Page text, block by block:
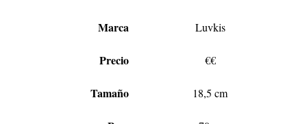
Marca Luvkis
Precio €€
Tamaño 18,5 cm